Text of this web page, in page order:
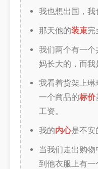
我也想出国，我
那天他的装束完
我们两个有一个
妈长大的，而我
我看着货架上琳
一个商品的标价
工资。
我的内心是不安
当我们走出购
到他衣服上有